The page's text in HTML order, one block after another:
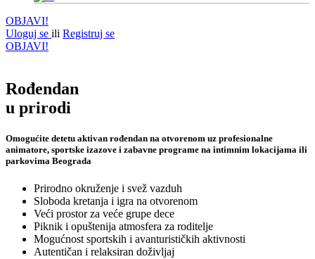
OBJAVI!
Uloguj se ili Registruj se
OBJAVI!
Rođendan
u prirodi
Omogućite detetu aktivan rođendan na otvorenom uz profesionalne
animatore, sportske izazove i zabavne programe na intimnim lokacijama ili
parkovima Beograda
Prirodno okruženje i svež vazduh
Sloboda kretanja i igra na otvorenom
Veći prostor za veće grupe dece
Piknik i opuštenija atmosfera za roditelje
Mogućnost sportskih i avanturističkih aktivnosti
Autentičan i relaksiran doživljaj